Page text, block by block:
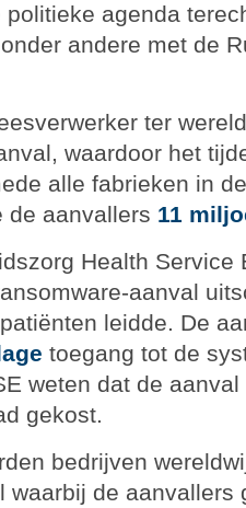
agenda
andere met de
ter
waardoor het
alle fabrieken in
de aanvallers 11
Health
aanval
leidde. De
toegang tot de
weten dat de
gekost.
bedrijven
waarbij de aanvallers